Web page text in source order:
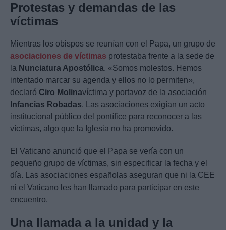
Protestas y demandas de las
víctimas
Mientras los obispos se reunían con el Papa, un grupo de
asociaciones de víctimas protestaba frente a la sede de
la Nunciatura Apostólica. «Somos molestos. Hemos
intentado marcar su agenda y ellos no lo permiten»,
declaró Ciro Molinavíctima y portavoz de la asociación
Infancias Robadas. Las asociaciones exigían un acto
institucional público del pontífice para reconocer a las
víctimas, algo que la Iglesia no ha promovido.
El Vaticano anunció que el Papa se vería con un
pequeño grupo de víctimas, sin especificar la fecha y el
día. Las asociaciones españolas aseguran que ni la CEE
ni el Vaticano les han llamado para participar en este
encuentro.
Una llamada a la unidad y la